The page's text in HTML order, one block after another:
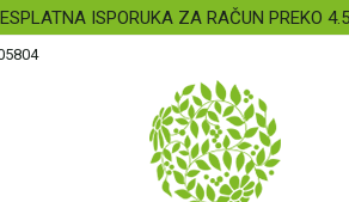
ISPORUKA ZA RAČUN PREKO